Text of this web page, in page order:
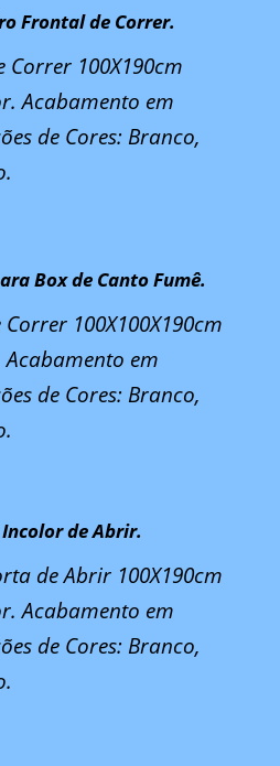
Frontal de Correr.
100X190cm
Acabamento em
de Cores: Branco,
Box de Canto Fumê.
100X100X190cm
em
de Cores: Branco,
de Abrir.
de Abrir 100X190cm
Acabamento em
de Cores: Branco,